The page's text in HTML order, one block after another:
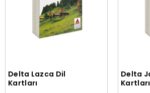
Sepete Ekle
Delta Lazca Dil
Kartları
Delta Japonca Dil
Kartları